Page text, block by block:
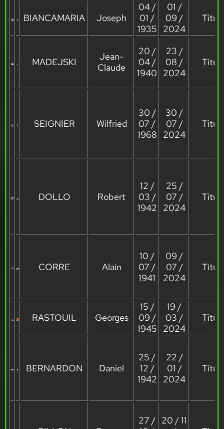
BIANCAMARIA Joseph
04 /
01 /
1935
01 /
09 /
2024
MADEJSKI
Jean-
Claude
20 /
04 /
1940
23 /
08 /
2024
SEIGNIER Wilfried
30 /
07 /
1968
30 /
07 /
2024
DOLLO Robert
12 /
03 /
1942
25 /
07 /
2024
CORRE Alain
10 /
07 /
1941
09 /
07 /
2024
RASTOUIL Georges
15 /
09 /
1945
19 /
03 /
2024
BERNARDON Daniel
25 /
12 /
1942
22 /
01 /
2024
27 / 20 / 11